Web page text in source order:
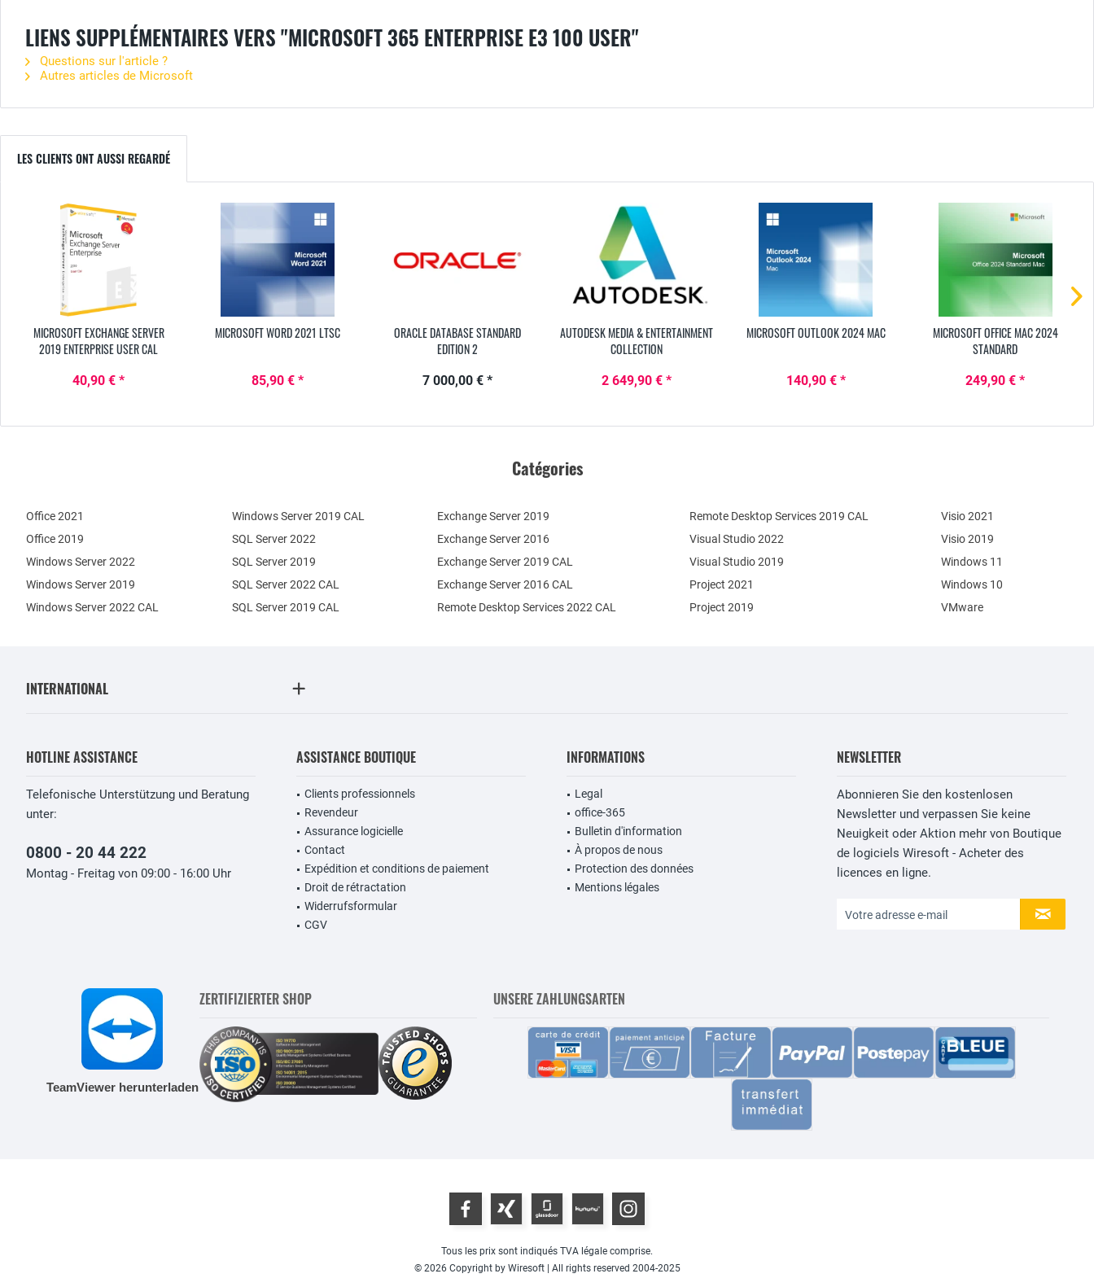
LIENS SUPPLÉMENTAIRES VERS "MICROSOFT 365 ENTERPRISE E3 100 USER"
Questions sur l'article ?
Autres articles de Microsoft
LES CLIENTS ONT AUSSI REGARDÉ
MICROSOFT EXCHANGE SERVER
2019 ENTERPRISE USER CAL
40,90 € *
MICROSOFT WORD 2021 LTSC
85,90 € *
ORACLE DATABASE STANDARD
EDITION 2
7 000,00 € *
AUTODESK MEDIA & ENTERTAINMENT
COLLECTION
2 649,90 € *
MICROSOFT OUTLOOK 2024 MAC
140,90 € *
MICROSOFT OFFICE MAC 2024
STANDARD
249,90 € *
Catégories
Office 2021
Office 2019
Windows Server 2022
Windows Server 2019
Exchange Server 2019
Exchange Server 2016
SQL Server 2022
SQL Server 2019
Windows Server 2022 CAL
Windows Server 2019 CAL
SQL Server 2022 CAL
SQL Server 2019 CAL
Remote Desktop Services 2022 CAL
Remote Desktop Services 2019 CAL
Exchange Server 2019 CAL
Exchange Server 2016 CAL
Visual Studio 2022
Visual Studio 2019
Project 2021
Project 2019
Visio 2021
Visio 2019
Windows 11
Windows 10
VMware
INTERNATIONAL
HOTLINE ASSISTANCE
Telefonische Unterstützung und Beratung
unter:
0800 - 20 44 222
Montag - Freitag von 09:00 - 16:00 Uhr
ASSISTANCE BOUTIQUE
Clients professionnels
Revendeur
Assurance logicielle
Contact
Expédition et conditions de paiement
Droit de rétractation
Widerrufsformular
CGV
INFORMATIONS
Legal
office-365
Bulletin d'information
À propos de nous
Protection des données
Mentions légales
NEWSLETTER
Abonnieren Sie den kostenlosen
Newsletter und verpassen Sie keine
Neuigkeit oder Aktion mehr von Boutique
de logiciels Wiresoft - Acheter des
licences en ligne.
TeamViewer herunterladen
ZERTIFIZIERTER SHOP UNSERE ZAHLUNGSARTEN
Tous les prix sont indiqués TVA légale comprise.
© 2026 Copyright by Wiresoft | All rights reserved 2004-2025